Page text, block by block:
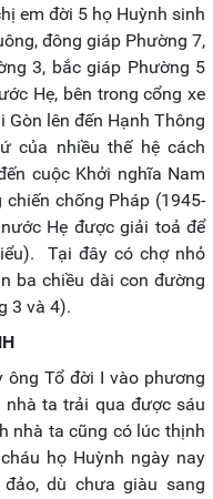
em đời 5 họ Huỳnh sinh
đông giáp Phường 7,
3, bắc giáp Phường 5
Hẹ, bên trong cổng xe
lên đến Hạnh Thông
của nhiều thế hệ cách
cuộc Khởi nghĩa Nam
chống Pháp (1945-
Hẹ được giải toả để
Tại đây có chợ nhỏ
ba chiều dài con đường
3 và 4).
Tổ đời I vào phương
nhà ta trải qua được sáu
nhà ta cũng có lúc thịnh
họ Huỳnh ngày nay
dù chưa giàu sang